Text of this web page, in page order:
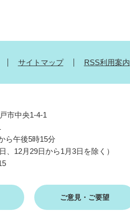
サイトマップ RSS利用案内
市中央1-4-1
ら午後5時15分
、12月29日から1月3日を除く）
ご意見・ご要望